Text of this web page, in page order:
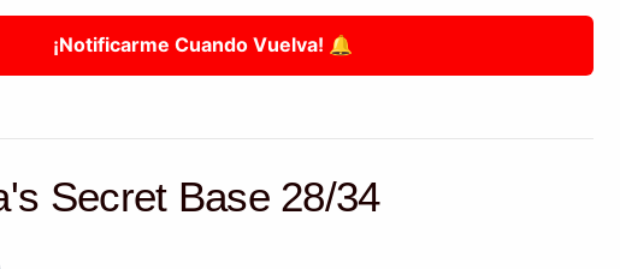
¡Notificarme Cuando Vuelva! 🔔
Secret Base 28/34